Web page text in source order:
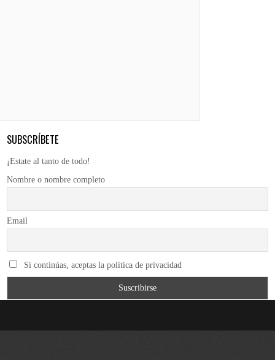
SUBSCRÍBETE
¡Estate al tanto de todo!
Nombre o nombre completo
Email
Si continúas, aceptas la política de privacidad